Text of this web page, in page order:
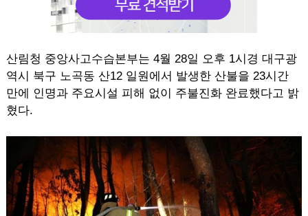
산림청 중앙사고수습본부는 4월 28일 오후 1시경 대구광
역시 북구 노곡동 산12 일원에서 발생한 산불을 23시간
만에 인명과 주요시설 피해 없이 주불진화 완료했다고 밝
혔다.